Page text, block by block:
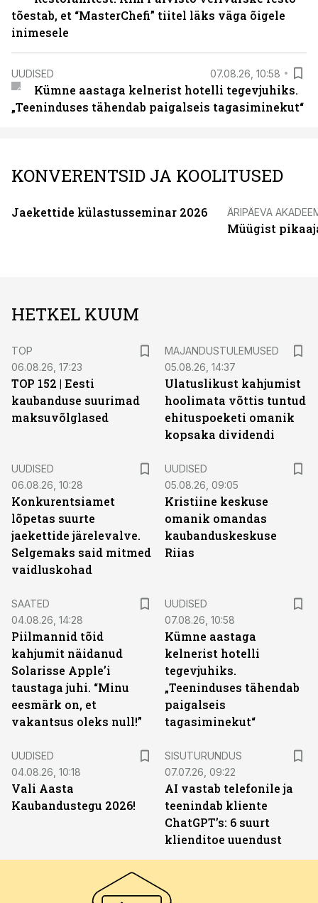
tõestab, et “MasterChefi” tiitel läks väga õigele
inimesele
UUDISED 07.08.26, 10:58
Kümne aastaga kelnerist hotelli tegevjuhiks.
„Teeninduses tähendab paigalseis tagasiminekut“
KONVERENTSID JA KOOLITUSED
Jaekettide külastusseminar 2026 ÄRIPÄEVA
Müügist
HETKEL KUUM
TOP
06.08.26, 17:23
TOP 152 | Eesti
kaubanduse suurimad
maksuvõlglased
MAJANDUSTULEMUSED
05.08.26, 14:37
Ulatuslikust kahjumist
hoolimata võttis tuntud
ehituspoeketi omanik
kopsaka dividendi
UUDISED
06.08.26, 10:28
Konkurentsiamet
lõpetas suurte
jaekettide järelevalve.
Selgemaks said mitmed
vaidluskohad
UUDISED
05.08.26, 09:05
Kristiine keskuse
omanik omandas
kaubanduskeskuse
Riias
SAATED
04.08.26, 14:28
Piilmannid tõid
kahjumit näidanud
Solarisse Apple’i
taustaga juhi. “Minu
eesmärk on, et
vakantsus oleks null!”
UUDISED
07.08.26, 10:58
Kümne aastaga
kelnerist hotelli
tegevjuhiks.
„Teeninduses tähendab
paigalseis
tagasiminekut“
UUDISED
04.08.26, 10:18
Vali Aasta
Kaubandustegu 2026!
SISUTURUNDUS
07.07.26, 09:22
AI vastab telefonile ja
teenindab kliente
ChatGPT’s: 6 suurt
klienditoe uuendust